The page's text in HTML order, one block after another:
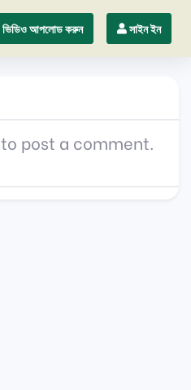
ভিডিও আপলোড করুন সাইন ইন
to post a comment.